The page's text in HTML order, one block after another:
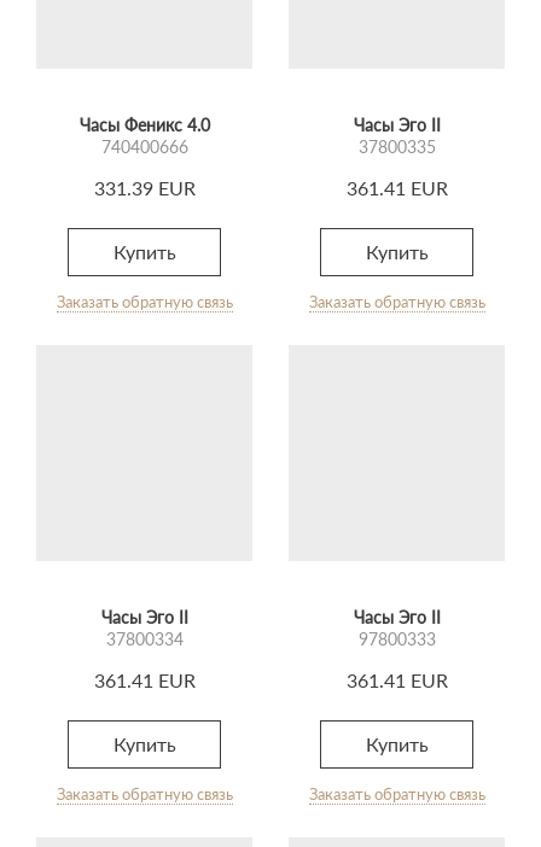
Часы Феникс 4.0
740400666
331.39 EUR
Купить
Заказать обратную связь
Часы Эго II
37800335
361.41 EUR
Купить
Заказать обратную связь
Часы Эго II
37800334
361.41 EUR
Купить
Заказать обратную связь
Часы Эго II
97800333
361.41 EUR
Купить
Заказать обратную связь